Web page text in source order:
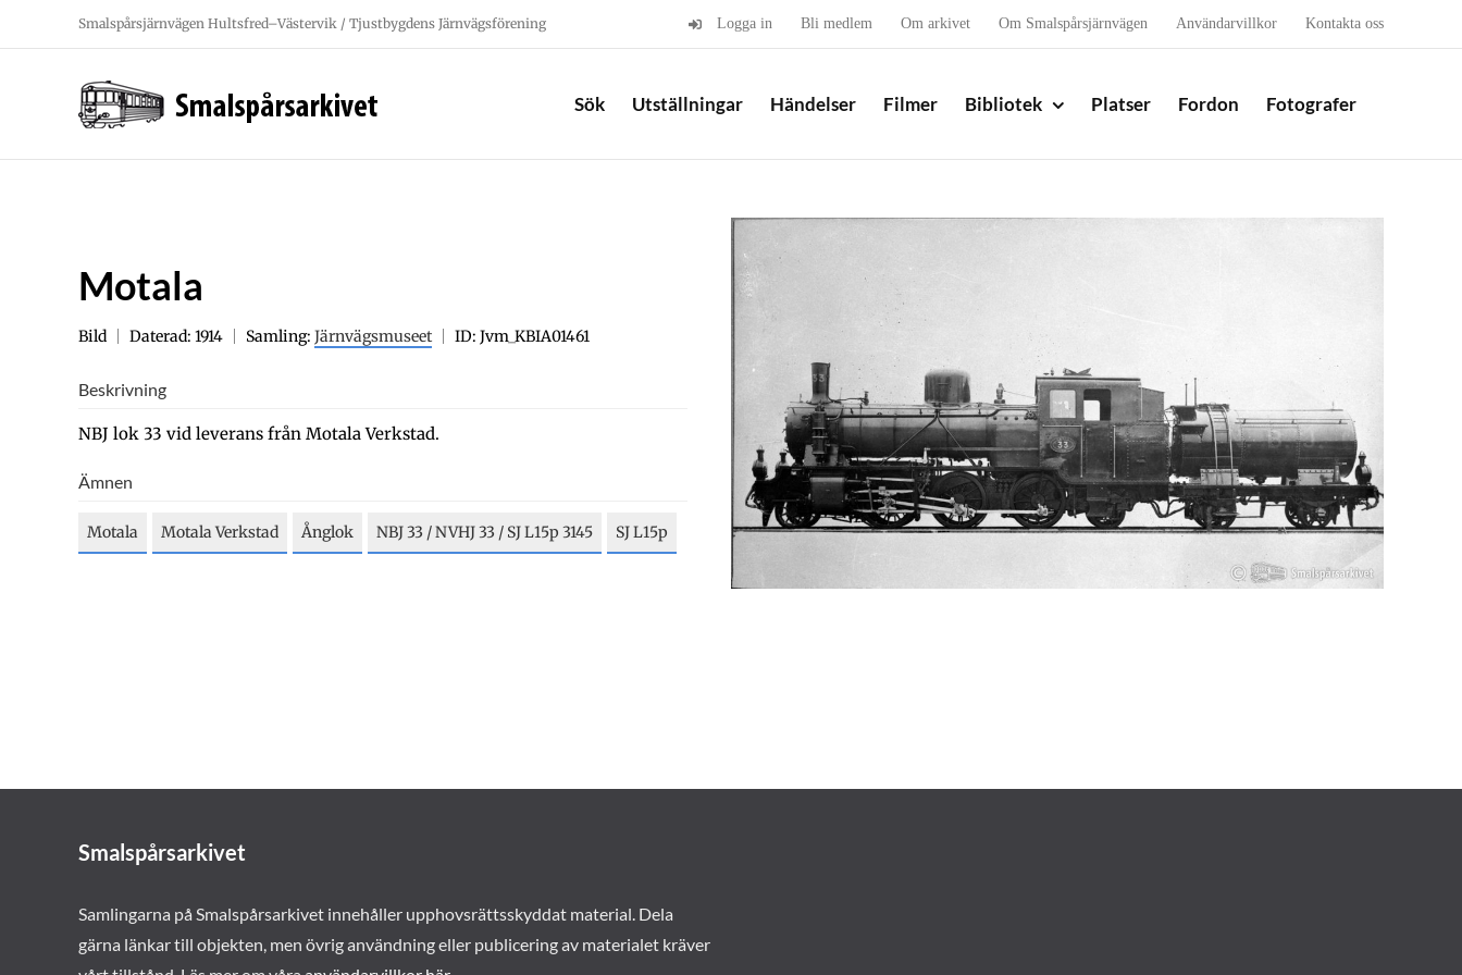
Smalspårsjärnvägen Hultsfred–Västervik / Tjustbygdens Järnvägsförening Logga in Bli medlem Om arkivet Om Smalspårsjärnvägen Användarvillkor Kontakta oss
Sök Utställningar Händelser Filmer Bibliotek Platser Fordon Fotografer
Motala
Bild Daterad: 1914 Samling: Järnvägsmuseet ID: Jvm_KBIA01461
Beskrivning
NBJ lok 33 vid leverans från Motala Verkstad.
Ämnen
Motala Motala Verkstad Ånglok NBJ 33 / NVHJ 33 / SJ L15p 3145 SJ L15p
Smalspårsarkivet
Samlingarna på Smalspårsarkivet innehåller upphovsrättsskyddat material. Dela
gärna länkar till objekten, men övrig användning eller publicering av materialet kräver